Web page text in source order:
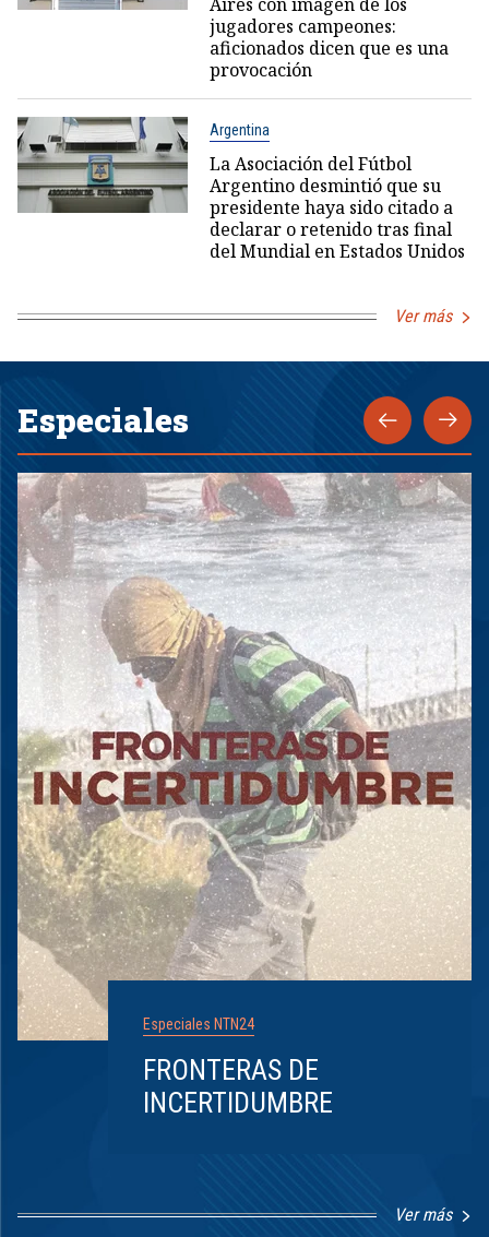
jugadores campeones:
aficionados dicen que es una
provocación
Argentina
La Asociación del Fútbol
Argentino desmintió que su
presidente haya sido citado a
declarar o retenido tras final
del Mundial en Estados Unidos
Ver más
Especiales
Especiales NTN24
FRONTERAS DE
INCERTIDUMBRE
Ver más